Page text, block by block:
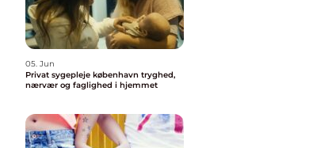
05. Jun
Privat sygepleje københavn tryghed,
nærvær og faglighed i hjemmet